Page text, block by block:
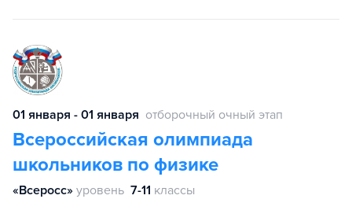
01 января - 01 января отборочный очный этап
Всероссийская олимпиада
школьников по физике
«Всеросс» уровень 7-11 классы